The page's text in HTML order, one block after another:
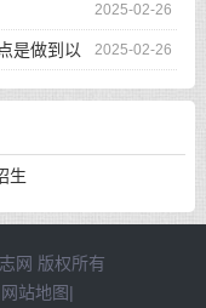
2025-02-26
2025-02-26
是做到以
生
网 版权所有
网站地图|